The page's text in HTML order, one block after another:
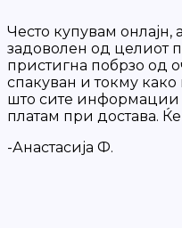
Често купувам онлајн,
задоволен од целиот
пристигна побрзо од
спакуван и токму
што сите информации
платам при достава.
-Анастасија Ф.